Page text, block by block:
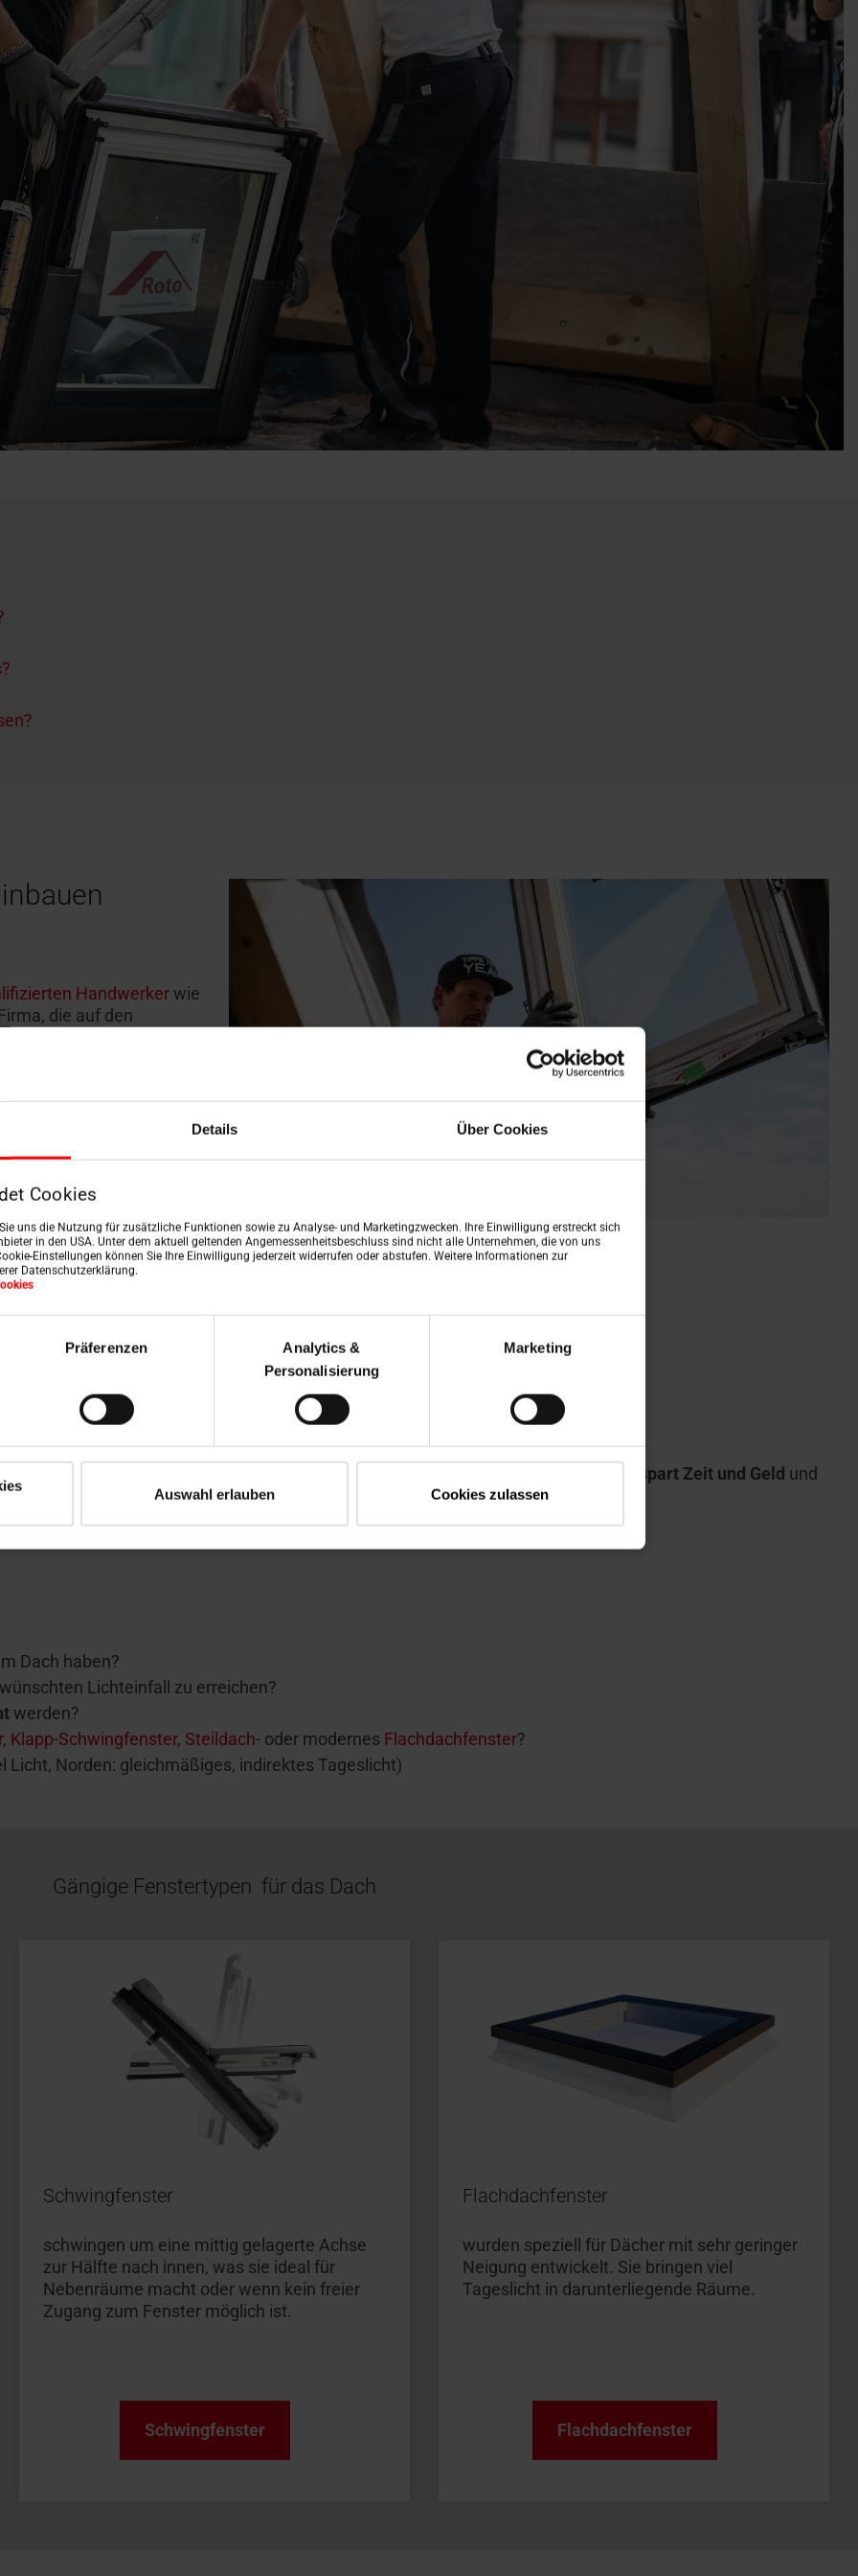
Details Über Cookies
Cookies
uns die Nutzung für zusätzliche Funktionen sowie zu Analyse- und Marketingzwecken. Ihre Einwilligung erstreckt sich
in den USA. Unter dem aktuell geltenden Angemessenheitsbeschluss sind nicht alle Unternehmen, die von uns
Einstellungen können Sie Ihre Einwilligung jederzeit widerrufen oder abstufen. Weitere Informationen zur
Datenschutzerklärung.
Präferenzen
Analytics &
Personalisierung
Marketing
Auswahl erlauben Cookies zulassen
Handwerker wie
die auf den
Dachfenster Montage
an der Dämmung,
die
es
eine spart Zeit und Geld und
Dach haben?
Lichteinfall zu erreichen?
werden?
, Klapp-Schwingfenster, Steildach- oder modernes Flachdachfenster?
Licht, Norden: gleichmäßiges, indirektes Tageslicht)
Gängige Fenstertypen für das Dach
Schwingfenster
schwingen um eine mittig gelagerte Achse
zur Hälfte nach innen, was sie ideal für
Nebenräume macht oder wenn kein freier
Zugang zum Fenster möglich ist.
Schwingfenster
Flachdachfenster
wurden speziell für Dächer mit sehr geringer
Neigung entwickelt. Sie bringen viel
Tageslicht in darunterliegende Räume.
Flachdachfenster